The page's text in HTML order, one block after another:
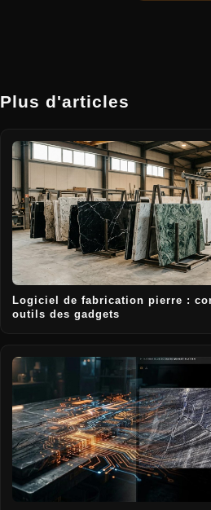
Plus d'articles
Logiciel de fabrication pierre :
outils des gadgets